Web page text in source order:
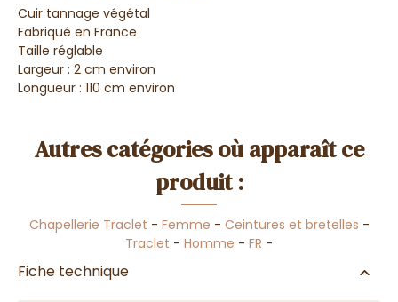
Cuir tannage végétal
Fabriqué en France
Taille réglable
Largeur : 2 cm environ
Longueur : 110 cm environ
Autres catégories où apparaît ce
produit :
Chapellerie Traclet - Femme - Ceintures et bretelles -
Traclet - Homme - FR -
Fiche technique